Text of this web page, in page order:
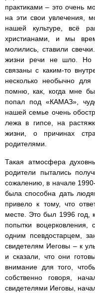
практиками – это очень
на эти свои увлечения,
нашей культуре, всё
христианами, и мы
молились, ставили
жизни речи не шло. Но
связаны с каким-то
несколько необычно
помню, как, когда мне
попал под «КАМАЗ»,
нашей семье очень
лежа в гипсе, на
жизни, о причинах
родителями.
Такая атмосфера
родители пытались
сожалению, в начале
была способна дать
привело к тому, что
месте. Это был 1996 год,
попытки воцерковления,
одним псевдостарцем,
свидетелям Иеговы – к
и сказали, что они
внимание для того,
собственно говоря,
свидетелями Иеговы,